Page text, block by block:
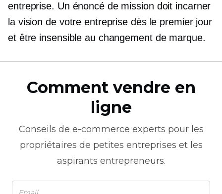
entreprise. Un énoncé de mission doit incarner
la vision de votre entreprise dès le premier jour
et être insensible au changement de marque.
Comment vendre en
ligne
Conseils de e-commerce experts pour les
propriétaires de petites entreprises et les
aspirants entrepreneurs.